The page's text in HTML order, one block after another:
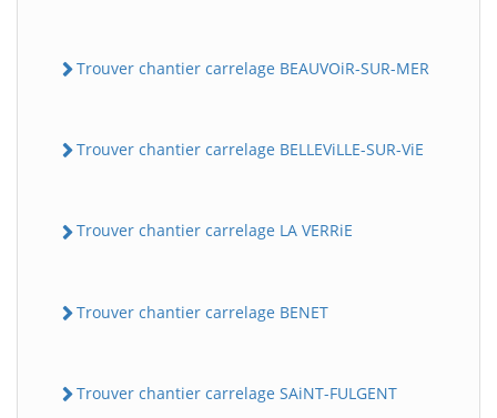
Trouver chantier carrelage BEAUVOiR-SUR-MER
Trouver chantier carrelage BELLEViLLE-SUR-ViE
Trouver chantier carrelage LA VERRiE
Trouver chantier carrelage BENET
Trouver chantier carrelage SAiNT-FULGENT